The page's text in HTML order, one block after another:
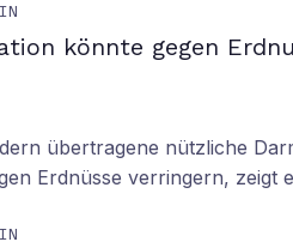
könnte gegen
übertragene nützliche
Erdnüsse verringern, zeigt